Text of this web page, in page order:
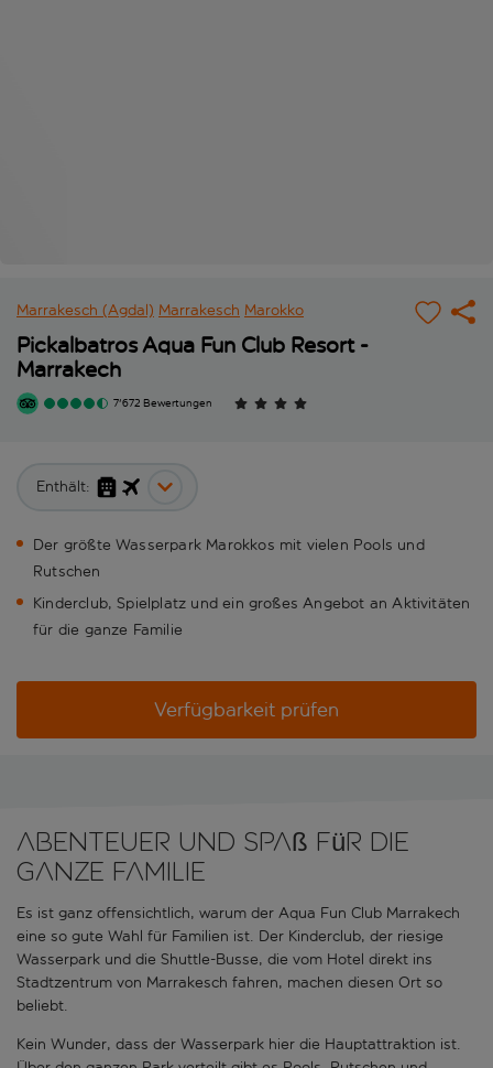
Marrakesch (Agdal) Marrakesch Marokko
Pickalbatros Aqua Fun Club Resort -
Marrakech
7'672 Bewertungen
Enthält:
Der größte Wasserpark Marokkos mit vielen Pools und
Rutschen
Kinderclub, Spielplatz und ein großes Angebot an Aktivitäten
für die ganze Familie
Verfügbarkeit prüfen
Abenteuer und Spaß für die
ganze Familie
Es ist ganz offensichtlich, warum der Aqua Fun Club Marrakech
eine so gute Wahl für Familien ist. Der Kinderclub, der riesige
Wasserpark und die Shuttle-Busse, die vom Hotel direkt ins
Stadtzentrum von Marrakesch fahren, machen diesen Ort so
beliebt.
Kein Wunder, dass der Wasserpark hier die Hauptattraktion ist.